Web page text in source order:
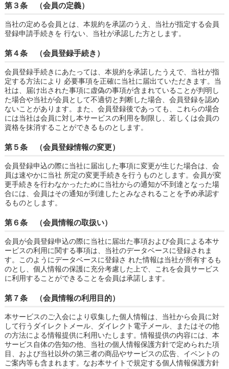
第３条 （会員の定義）
当社の定める会員とは、本規約を承諾のうえ、当社が指定する会員
登録申請手続きを 行ない、当社が承認した方とします。
第４条 （会員登録手続き）
会員登録手続きにあたっては、本規約を承諾したうえで、当社が指
定する方法により 必要事項を正確に当社に届出ていただきます。当
社は、届け出された事項に虚偽の事項が含まれていることが判明し
た場合や当社が会員として不適切と判断した場合、会員登録を認め
ないことがあります。また、会員登録後であっても、これらの場合
には当社は会員に対し本サービスの利用を制限し、若しくは会員の
資格を抹消することができるものとします。
第５条 （会員登録情報の変更）
会員登録申込の際に当社に届出した事項に変更が生じた場合は、会
員は速やかに当社 所定の変更手続きを行うものとします。会員が変
更手続きを行わなかったために当社からの通知が不到達となった場
合には、会員はその通知が到達したとみなされることを予め承認す
るものとします。
第６条 （会員情報の取扱い）
会員が会員登録申込の際に当社に届出た事項および会員による本サ
ービスの利用に関する事項は、当社のデータベースに登録されま
す。このようにデータベースに登録さ れた情報は当社が所有するも
のとし、個人情報の保護に充分考慮した上で、これを会員サービス
に利用することができることを会員は承諾します。
第７条 （会員情報の利用目的）
本サービスのご入会により収集した個人情報は、当社から会員に対
して行うダイレクトメール、ダイレクト電子メール、またはその他
の方法による情報提供に利用いたします。情報提供の内容には、本
サービス自体の告知の他、当社の個人情報保護方針で定められた項
目、および当社以外の第三者の商品やサービスの広告、イベントの
ご案内等も含まれます。なお本サイトで規定する個人情報保護方針